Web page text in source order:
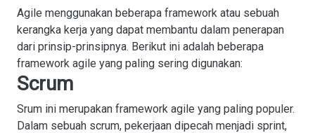
Agile menggunakan beberapa framework atau sebuah
kerangka kerja yang dapat membantu dalam penerapan
dari prinsip-prinsipnya. Berikut ini adalah beberapa
framework agile yang paling sering digunakan:
Scrum
Srum ini merupakan framework agile yang paling populer.
Dalam sebuah scrum, pekerjaan dipecah menjadi sprint,